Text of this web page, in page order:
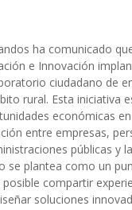
ha comunicado
e Innovación
ciudadano de
rural. Esta iniciativa
económicas
entre empresas,
públicas y
se plantea como un
compartir
soluciones